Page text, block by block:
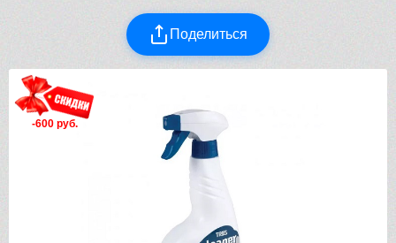
Поделиться
-600 руб.